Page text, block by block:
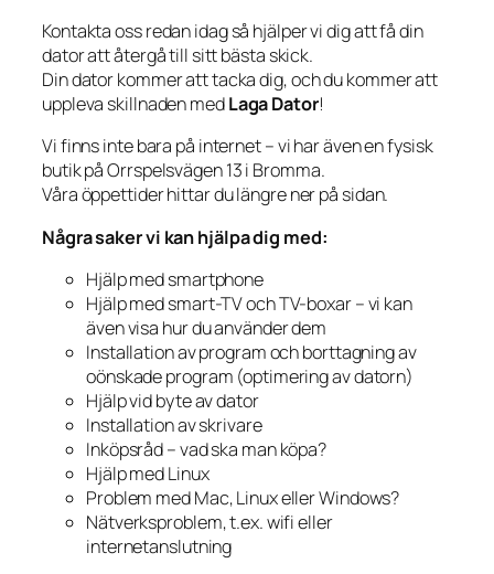
Kontakta oss redan idag så hjälper vi dig att få din
dator att återgå till sitt bästa skick.
Din dator kommer att tacka dig, och du kommer att
uppleva skillnaden medLaga Dator!
Vi finns inte bara på internet – vi har även en fysisk
butik på Orrspelsvägen 13 i Bromma.
Våra öppettider hittar du längre ner på sidan.
Några saker vi kan hjälpa dig med:
Hjälp med smartphone
Hjälp med smart-TV och TV-boxar – vi kan
även visa hur du använder dem
Installation av program och borttagning av
oönskade program (optimering av datorn)
Hjälp vid byte av dator
Installation av skrivare
Inköpsråd – vad ska man köpa?
Hjälp med Linux
Problem med Mac, Linux eller Windows?
Nätverksproblem, t.ex. wifi eller
internetanslutning